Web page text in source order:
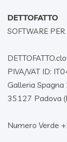
DETTOFATTO
SOFTWARE
PIVA/VAT ID:
Galleria Spagna
35127 Padova
Numero Verde